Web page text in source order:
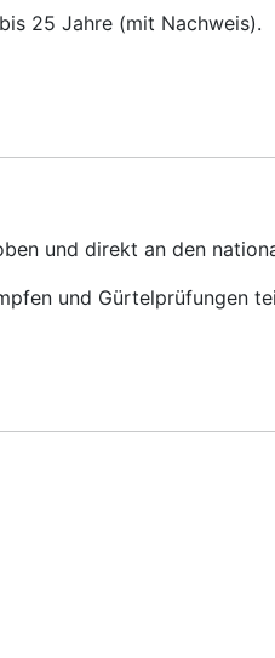
25 Jahre (mit Nachweis).
und direkt an den
und Gürtelprüfungen